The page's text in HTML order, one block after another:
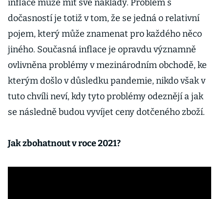
inflace může mít své náklady. Problém s
dočasností je totiž v tom, že se jedná o relativní
pojem, který může znamenat pro každého něco
jiného. Současná inflace je opravdu významně
ovlivněna problémy v mezinárodním obchodě, ke
kterým došlo v důsledku pandemie, nikdo však v
tuto chvíli neví, kdy tyto problémy odeznějí a jak
se následně budou vyvíjet ceny dotčeného zboží.
Jak zbohatnout v roce 2021?